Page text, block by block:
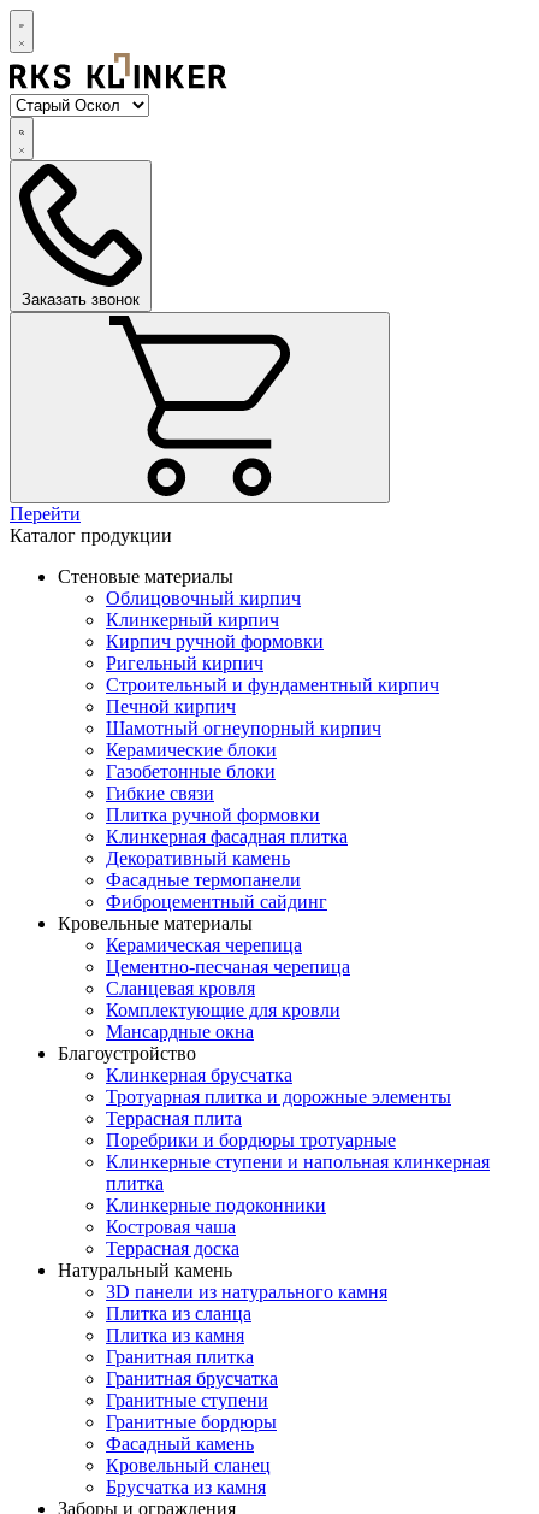
Заказать звонок
Перейти
Каталог продукции
Стеновые материалы
Облицовочный кирпич
Клинкерный кирпич
Кирпич ручной формовки
Ригельный кирпич
Строительный и фундаментный кирпич
Печной кирпич
Шамотный огнеупорный кирпич
Керамические блоки
Газобетонные блоки
Гибкие связи
Плитка ручной формовки
Клинкерная фасадная плитка
Декоративный камень
Фасадные термопанели
Фиброцементный сайдинг
Кровельные материалы
Керамическая черепица
Цементно-песчаная черепица
Сланцевая кровля
Комплектующие для кровли
Мансардные окна
Благоустройство
Клинкерная брусчатка
Тротуарная плитка и дорожные элементы
Террасная плита
Поребрики и бордюры тротуарные
Клинкерные ступени и напольная клинкерная
плитка
Клинкерные подоконники
Костровая чаша
Террасная доска
Натуральный камень
3D панели из натурального камня
Плитка из сланца
Плитка из камня
Гранитная плитка
Гранитная брусчатка
Гранитные ступени
Гранитные бордюры
Фасадный камень
Кровельный сланец
Брусчатка из камня
Заборы и ограждения